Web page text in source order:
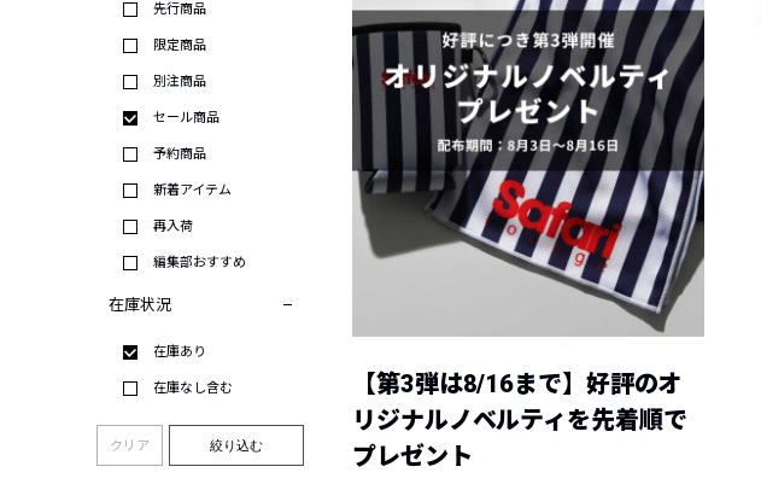
先行商品
限定商品
別注商品
セール商品
予約商品
新着アイテム
再入荷
編集部おすすめ
在庫状況
在庫あり
在庫なし含む
クリア 絞り込む
【第3弾は8/16まで】好評のオ
リジナルノベルティを先着順で
プレゼント